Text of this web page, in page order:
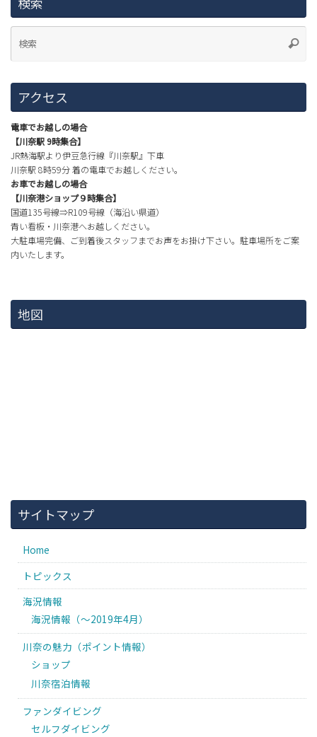
アクセス
電車でお越しの場合
【川奈駅 9時集合】
JR熱海駅より伊豆急行線『川奈駅』下車
川奈駅 8時59分 着の電車でお越しください。
お車でお越しの場合
【川奈港ショップ９時集合】
国道135号線⇒R109号線（海沿い県道）
青い看板・川奈港へお越しください。
大駐車場完備、ご到着後スタッフまでお声をお掛け下さい。駐車場所をご案
内いたします。
地図
サイトマップ
Home
トピックス
海況情報
海況情報（〜2019年4月）
川奈の魅力（ポイント情報）
ショップ
川奈宿泊情報
ファンダイビング
セルフダイビング